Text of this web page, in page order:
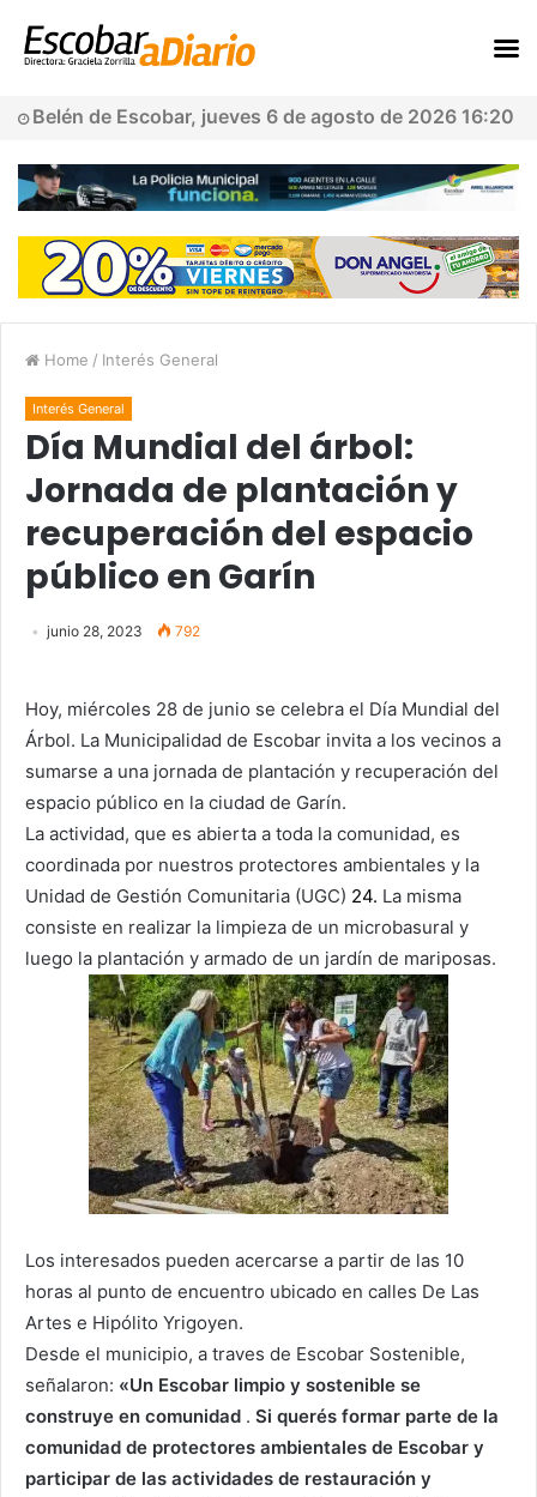
Belén de Escobar, jueves 6 de agosto de 2026 16:20
Home / Interés General
Interés General
Día Mundial del árbol:
Jornada de plantación y
recuperación del espacio
público en Garín
junio 28, 2023 792
Hoy, miércoles 28 de junio se celebra el Día Mundial del
Árbol. La Municipalidad de Escobar invita a los vecinos a
sumarse a una jornada de plantación y recuperación del
espacio público en la ciudad de Garín.
La actividad, que es abierta a toda la comunidad, es
coordinada por nuestros protectores ambientales y la
Unidad de Gestión Comunitaria (UGC) 24. La misma
consiste en realizar la limpieza de un microbasural y
luego la plantación y armado de un jardín de mariposas.
Los interesados pueden acercarse a partir de las 10
horas al punto de encuentro ubicado en calles De Las
Artes e Hipólito Yrigoyen.
Desde el municipio, a traves de Escobar Sostenible,
señalaron: «Un Escobar limpio y sostenible se
construye en comunidad . Si querés formar parte de la
comunidad de protectores ambientales de Escobar y
participar de las actividades de restauración y